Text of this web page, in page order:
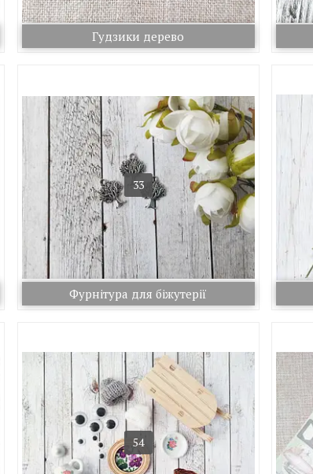
Гудзики дерево
33
Фурнітура для біжутерії
54